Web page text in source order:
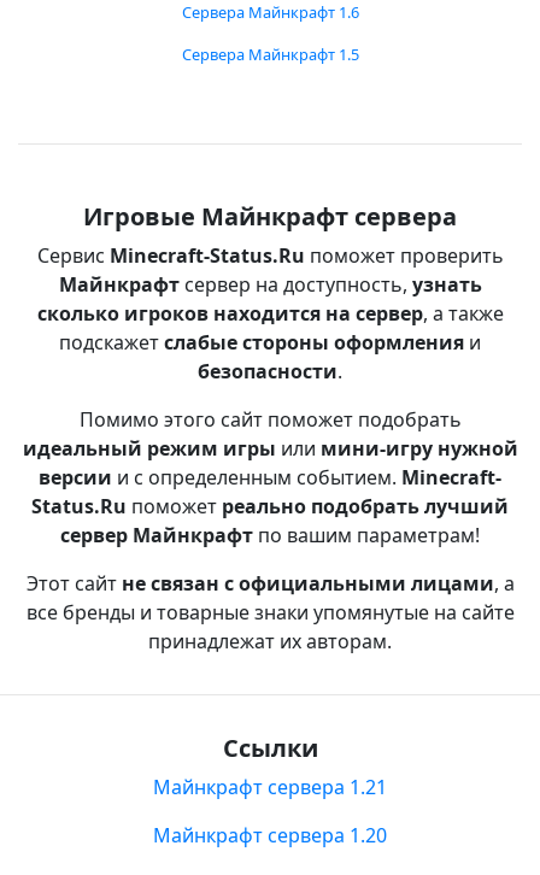
Сервера Майнкрафт 1.6
Сервера Майнкрафт 1.5
Игровые Майнкрафт сервера
Сервис Minecraft-Status.Ru поможет проверить
Майнкрафтсервер на доступность, узнать
сколько игроков находится на сервер, а также
подскажетслабые стороны оформления и
безопасности.
Помимо этого сайт поможет подобрать
идеальный режим игры или мини-игру нужной
версии и с определенным событием. Minecraft-
Status.Ru поможет реально подобрать лучший
сервер Майнкрафт по вашим параметрам!
Этот сайт не связан с официальными лицами, а
все бренды и товарные знаки упомянутые на сайте
принадлежат их авторам.
Ссылки
Майнкрафт сервера 1.21
Майнкрафт сервера 1.20